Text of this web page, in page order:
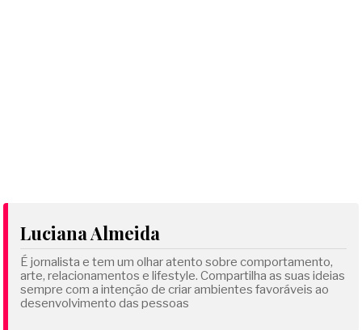
Luciana Almeida
É jornalista e tem um olhar atento sobre comportamento,
arte, relacionamentos e lifestyle. Compartilha as suas ideias
sempre com a intenção de criar ambientes favoráveis ao
desenvolvimento das pessoas